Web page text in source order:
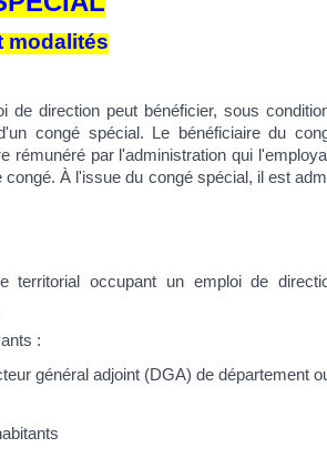
modalités
de direction peut bénéficier, sous
congé spécial. Le bénéficiaire du
rémunéré par l'administration qui
congé. À l'issue du congé spécial, il est
territorial occupant un emploi de
:
général adjoint (DGA) de département